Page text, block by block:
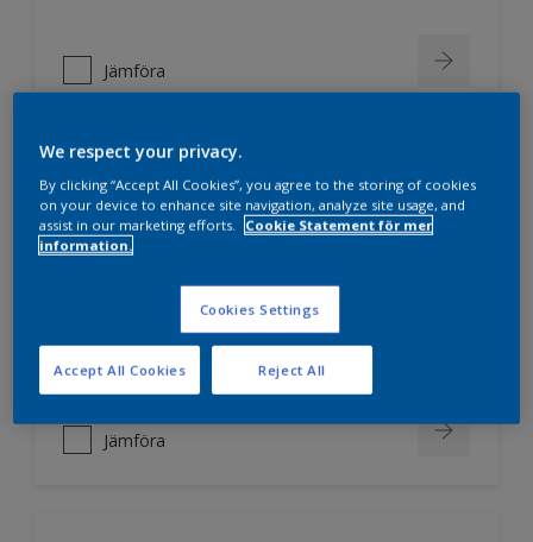
Jämföra
Nordsjö Professional 10
Jämnare och finare finish, även i
Lättare att applicera och fördela
färgen
Utmärkt täckförmåga
Jämföra
We respect your privacy.
By clicking “Accept All Cookies”, you agree to the storing of cookies
on your device to enhance site navigation, analyze site usage, and
assist in our marketing efforts.
Cookie Statement för mer
information.
Cookies Settings
Reject All
Accept All Cookies